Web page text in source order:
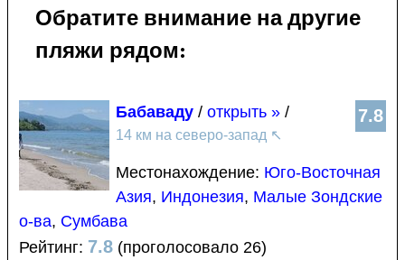
Обратите внимание на другие
пляжи рядом:
7.8
Бабаваду / открыть » /
14 км на северо-запад ↖
Местонахождение: Юго-Восточная
Азия, Индонезия, Малые Зондские
о-ва, Сумбава
Рейтинг: 7.8 (проголосовало 26)